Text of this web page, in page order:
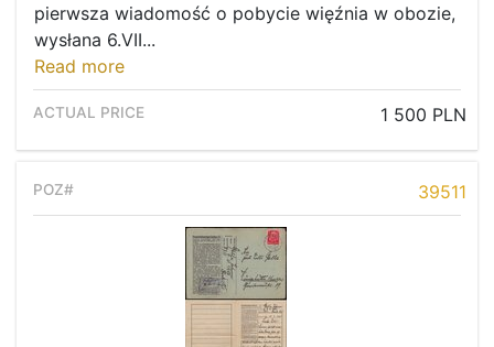
pierwsza wiadomość o pobycie więźnia w obozie,
wysłana 6.VII...
Read more
1 500 PLN
39511